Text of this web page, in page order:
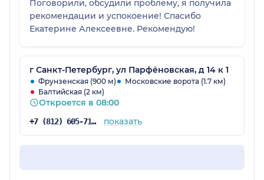
Поговорили, обсудили проблему, я получила
рекомендации и успокоение! Спасибо
Екатерине Алексеевне. Рекомендую!
г Санкт-Петербург, ул Парфёновская, д 14 к 1
Фрунзенская (900 м)
Московские ворота (1.7 км)
Балтийская (2 км)
Откроется в 08:00
+7 (812) 605-71-43 показать